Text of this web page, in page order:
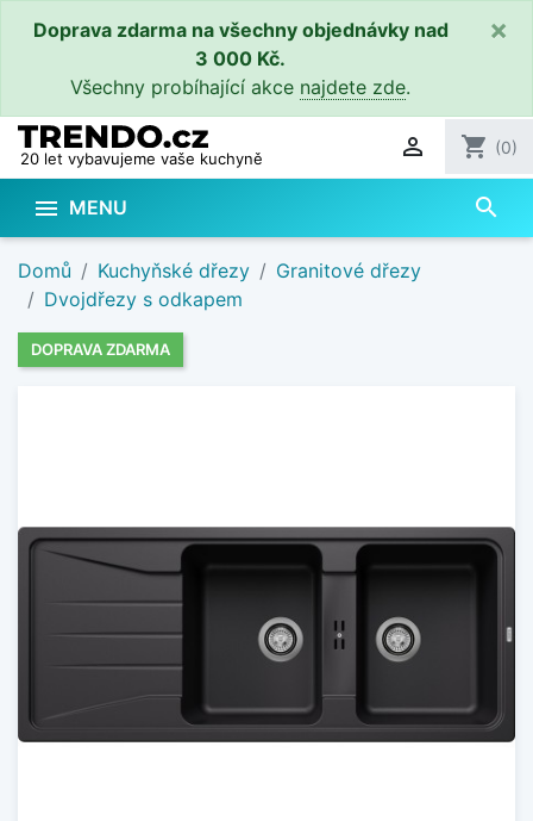
Doprava zdarma na všechny objednávky nad
3 000 Kč.
Všechny probíhající akce najdete zde.
×
20 let vybavujeme vaše kuchyně  shopping_cart (0)
 MENU search
Domů Kuchyňské dřezy
Granitové dřezy
Dvojdřezy s odkapem
DOPRAVA ZDARMA